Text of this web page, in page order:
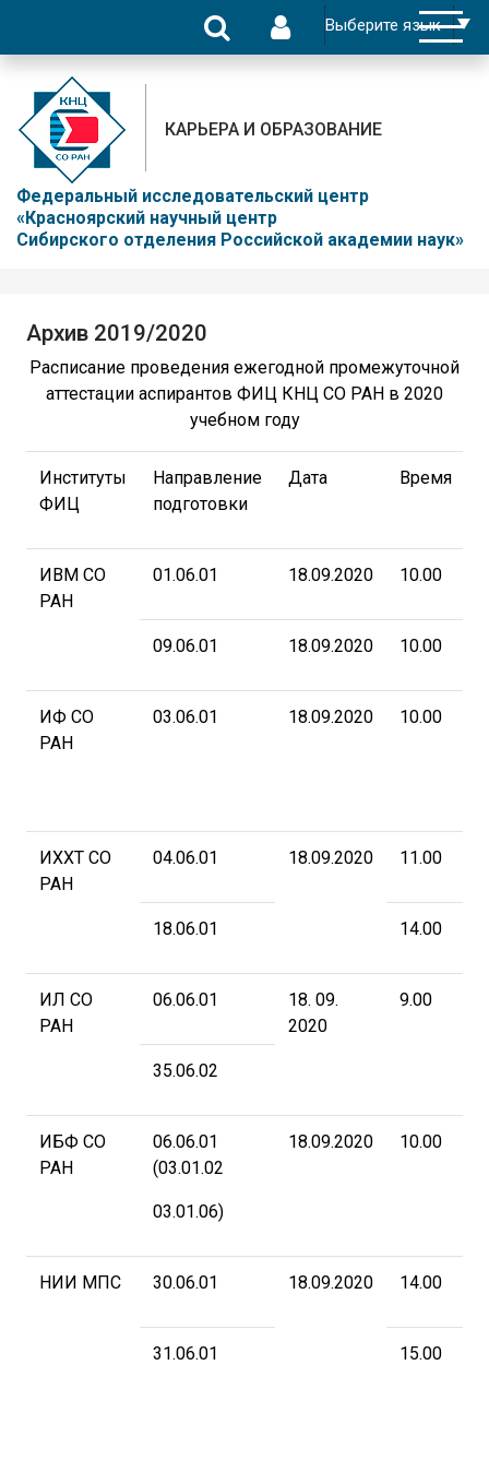
Федеральный исследовательский центр
«Красноярский научный центр
Сибирского отделения Российской академии наук»
КАРЬЕРА И ОБРАЗОВАНИЕ
Архив 2019/2020
Расписание проведения ежегодной промежуточной
аттестации аспирантов ФИЦ КНЦ СО РАН в 2020
учебном году
Институты
ФИЦ
Направление
подготовки
Дата Время
ИВМ СО
РАН
01.06.01 18.09.2020 10.00
09.06.01 18.09.2020 10.00
ИФ СО
РАН
03.06.01 18.09.2020 10.00
ИХХТ СО
РАН
04.06.01 18.09.2020 11.00
18.06.01 14.00
ИЛ СО
РАН
06.06.01
18. 09.
2020
9.00
35.06.02
ИБФ СО
РАН
06.06.01
(03.01.02
03.01.06)
18.09.2020 10.00
НИИ МПС 30.06.01 18.09.2020 14.00
31.06.01
15.00